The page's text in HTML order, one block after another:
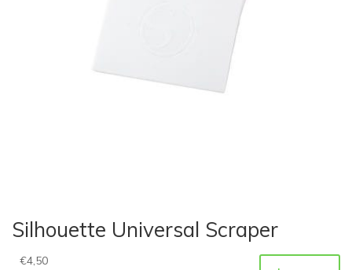
Silhouette Universal Scraper
€4,50